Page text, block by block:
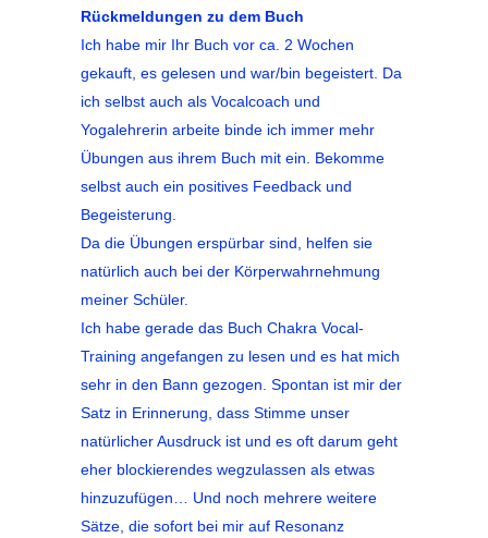
Rückmeldungen zu dem Buch
Ich habe mir Ihr Buch vor ca. 2 Wochen
gekauft, es gelesen und war/bin begeistert. Da
ich selbst auch als Vocalcoach und
Yogalehrerin arbeite binde ich immer mehr
Übungen aus ihrem Buch mit ein. Bekomme
selbst auch ein positives Feedback und
Begeisterung.
Da die Übungen erspürbar sind, helfen sie
natürlich auch bei der Körperwahrnehmung
meiner Schüler.
Ich habe gerade das Buch Chakra Vocal-
Training angefangen zu lesen und es hat mich
sehr in den Bann gezogen. Spontan ist mir der
Satz in Erinnerung, dass Stimme unser
natürlicher Ausdruck ist und es oft darum geht
eher blockierendes wegzulassen als etwas
hinzuzufügen… Und noch mehrere weitere
Sätze, die sofort bei mir auf Resonanz